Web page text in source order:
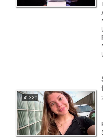
4' 32''